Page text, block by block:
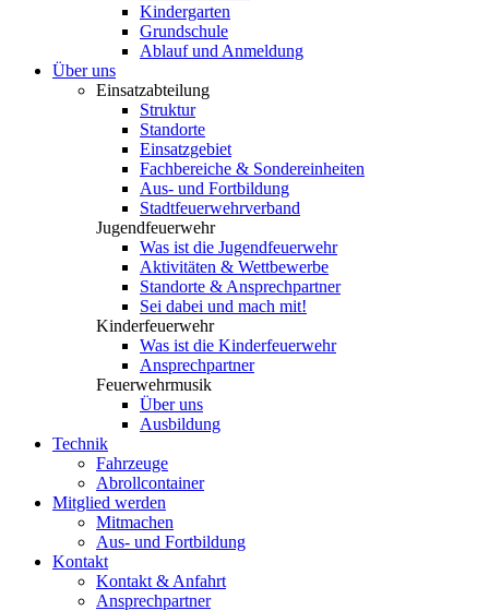
Kindergarten
Grundschule
Ablauf und Anmeldung
Über uns
Einsatzabteilung
Struktur
Standorte
Einsatzgebiet
Fachbereiche & Sondereinheiten
Aus- und Fortbildung
Stadtfeuerwehrverband
Jugendfeuerwehr
Was ist die Jugendfeuerwehr
Aktivitäten & Wettbewerbe
Standorte & Ansprechpartner
Sei dabei und mach mit!
Kinderfeuerwehr
Was ist die Kinderfeuerwehr
Ansprechpartner
Feuerwehrmusik
Über uns
Ausbildung
Technik
Fahrzeuge
Abrollcontainer
Mitglied werden
Mitmachen
Aus- und Fortbildung
Kontakt
Kontakt & Anfahrt
Ansprechpartner